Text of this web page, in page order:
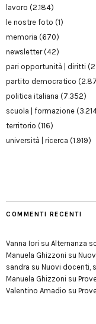
lavoro (2.184)
le nostre foto (1)
memoria (670)
newsletter(42)
pari opportunità | diritti
partito democratico
politica italiana (7.352)
scuola | formazione
territorio (116)
università | ricerca (1.919)
COMMENTI RECENTI
Vanna Iori su Alternanza
Manuela Ghizzoni su
sandra su Nuovi docenti,
Manuela Ghizzoni su
Valentino Amadio su